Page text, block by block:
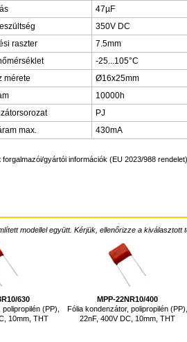
47µF
350V DC
raszter
7.5mm
-25...105°C
mérete
Ø16x25mm
10000h
PJ
max.
430mA
forgalmazói/gyártói információk (EU 2023/988 rendelet)
modellel együtt. Kérjük, ellenőrizze a kiválasztott
630
(PP),
10mm, THT
MPP-22NR10/400
Fólia kondenzátor, polipropilén (PP),
22nF, 400V DC, 10mm, THT